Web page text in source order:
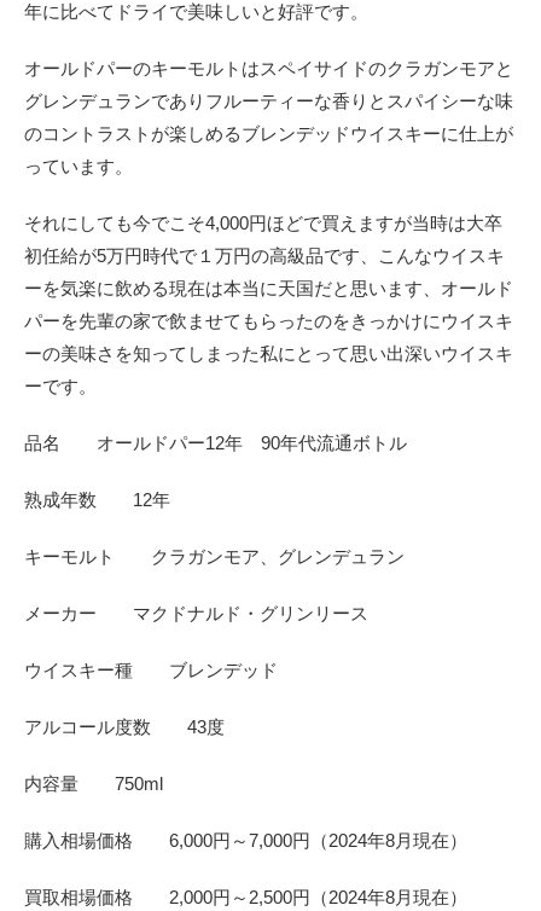
年に比べてドライで美味しいと好評です。
オールドパーのキーモルトはスペイサイドのクラガンモアと
グレンデュランでありフルーティーな香りとスパイシーな味
のコントラストが楽しめるブレンデッドウイスキーに仕上が
っています。
それにしても今でこそ4,000円ほどで買えますが当時は大卒
初任給が5万円時代で１万円の高級品です、こんなウイスキ
ーを気楽に飲める現在は本当に天国だと思います、オールド
パーを先輩の家で飲ませてもらったのをきっかけにウイスキ
ーの美味さを知ってしまった私にとって思い出深いウイスキ
ーです。
品名 オールドパー12年 90年代流通ボトル
熟成年数 12年
キーモルト クラガンモア、グレンデュラン
メーカー マクドナルド・グリンリース
ウイスキー種 ブレンデッド
アルコール度数 43度
内容量 750ml
購入相場価格 6,000円～7,000円（2024年8月現在）
買取相場価格 2,000円～2,500円（2024年8月現在）